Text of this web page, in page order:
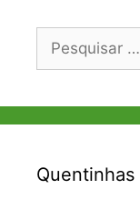
Pesquisar
Quentinhas